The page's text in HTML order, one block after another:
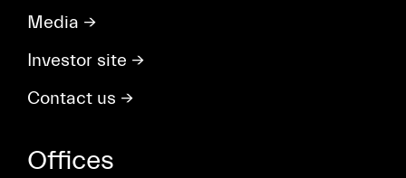
Media →
Investor site →
Contact us →
Offices